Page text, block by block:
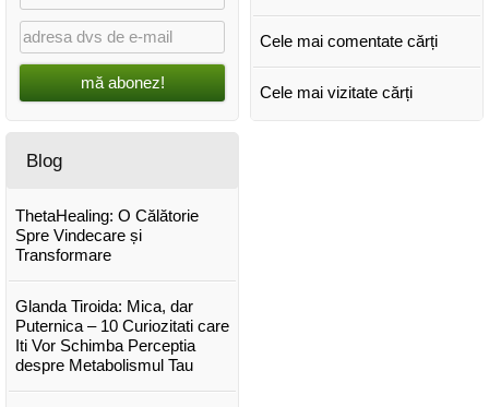
mă abonez!
Cele mai comentate cărți
Cele mai vizitate cărți
Blog
ThetaHealing: O Călătorie
Spre Vindecare și
Transformare
Glanda Tiroida: Mica, dar
Puternica – 10 Curiozitati care
Iti Vor Schimba Perceptia
despre Metabolismul Tau